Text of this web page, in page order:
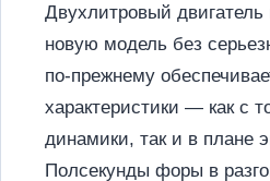
Двухлитровый
новую модель без
по-прежнему
характеристики — как с
динамики, так и в плане
Полсекунды форы в